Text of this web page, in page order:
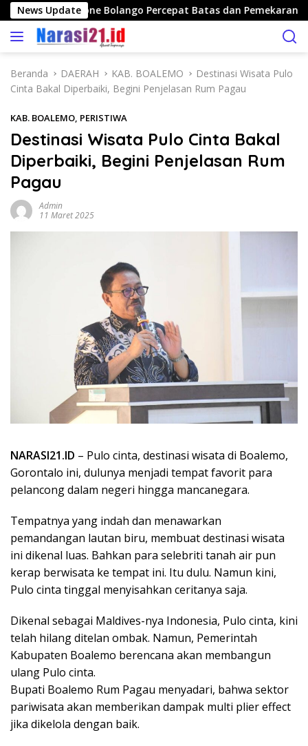
a
News Update
Publik, Bone Bolango Percepat Batas dan Pemekaran Desa
Beranda DAERAH KAB. BOALEMO
Destinasi Wisata Pulo
Cinta Bakal Diperbaiki, Begini Penjelasan Rum Pagau
KAB. BOALEMO, PERISTIWA
Destinasi Wisata Pulo Cinta Bakal
Diperbaiki, Begini Penjelasan Rum
Pagau
Admin
11 Maret 2025
NARASI21.ID – Pulo cinta, destinasi wisata di Boalemo,
Gorontalo ini, dulunya menjadi tempat favorit para
pelancong dalam negeri hingga mancanegara.
Tempatnya yang indah dan menawarkan
pemandangan lautan biru, membuat destinasi wisata
ini dikenal luas. Bahkan para selebriti tanah air pun
kerap berwisata ke tempat ini. Itu dulu. Namun kini,
Pulo cinta tinggal menyisahkan ceritanya saja.
Dikenal sebagai Maldives-nya Indonesia, Pulo cinta, kini
telah hilang ditelan ombak. Namun, Pemerintah
Kabupaten Boalemo berencana akan membangun
ulang Pulo cinta.
Bupati Boalemo Rum Pagau menyadari, bahwa sektor
pariwisata akan memberikan dampak multi plier effect
jika dikelola dengan baik.